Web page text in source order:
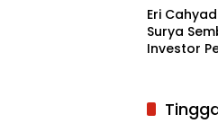
Eri
Surya
Investor